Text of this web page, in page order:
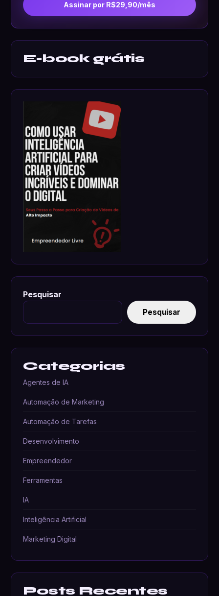
Assinar por R$29,90/mês
E-book grátis
Pesquisar
Pesquisar
Categorias
Agentes de IA
Automação de Marketing
Automação de Tarefas
Desenvolvimento
Empreendedor
Ferramentas
IA
Inteligência Artificial
Marketing Digital
Posts Recentes